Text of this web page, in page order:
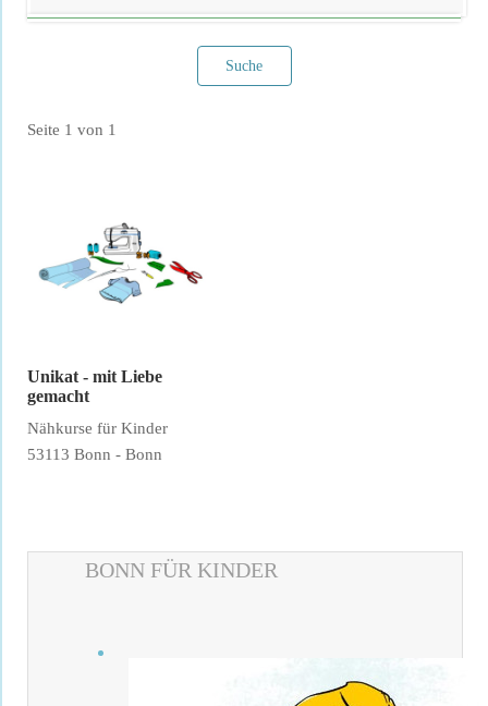
Suche
Seite 1 von 1
Unikat - mit Liebe
gemacht
Nähkurse für Kinder
53113 Bonn - Bonn
BONN FÜR KINDER